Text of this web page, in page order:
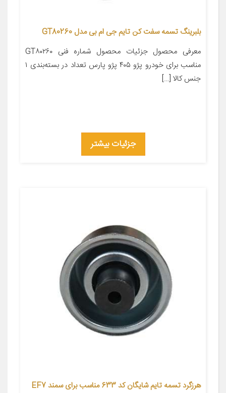
بلبرینگ تسمه سفت کن تایم جی ام بی مدل GT80260
معرفی محصول جزئیات محصول شماره فنی GT۸۰۲۶۰
مناسب برای خودرو پژو ۴۰۵ پژو پارس تعداد در بسته‌بندی ۱
جنس کالا […]
جزئیات بیشتر
هرزگرد تسمه تایم شایگان کد 633 مناسب برای سمند EF7